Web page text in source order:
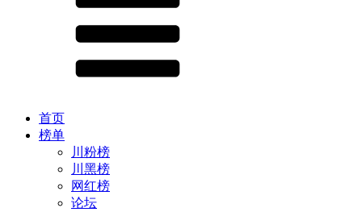
首页
榜单
川粉榜
川黑榜
网红榜
论坛